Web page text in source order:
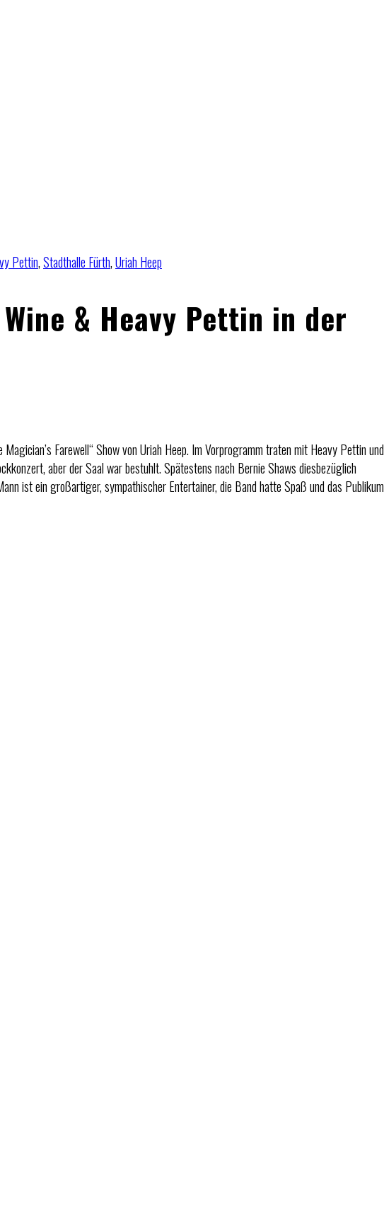
Pettin,Stadthalle Fürth,Uriah Heep
& Heavy Pettin in der
Farewell“ Show von Uriah Heep. Im Vorprogramm traten mit Heavy Pettin und
aber der Saal war bestuhlt. Spätestens nach Bernie Shaws diesbezüglich
ist ein großartiger, sympathischer Entertainer, die Band hatte Spaß und das Publikum